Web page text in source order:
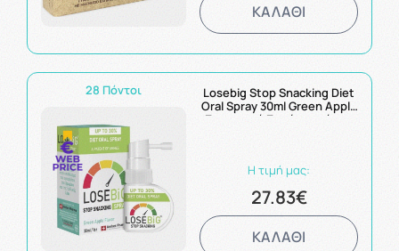
ΚΑΛΑΘΙ
28 Πόντοι
Losebig Stop Snacking Diet
Oral Spray 30ml Green Apple
Στοματικό Σπρέυ κατά της
Η τιμή μας:
27.83€
ΚΑΛΑΘΙ